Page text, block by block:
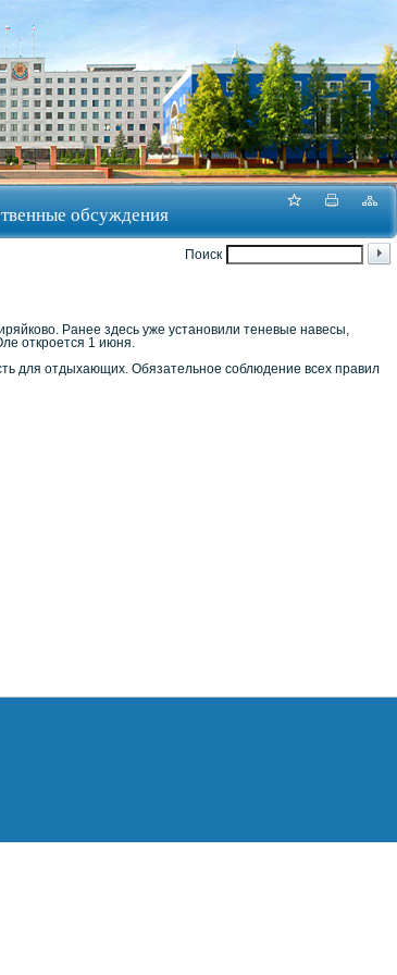
обсуждения
Поиск
Ранее здесь уже установили теневые навесы,
откроется 1 июня.
для отдыхающих. Обязательное соблюдение всех правил